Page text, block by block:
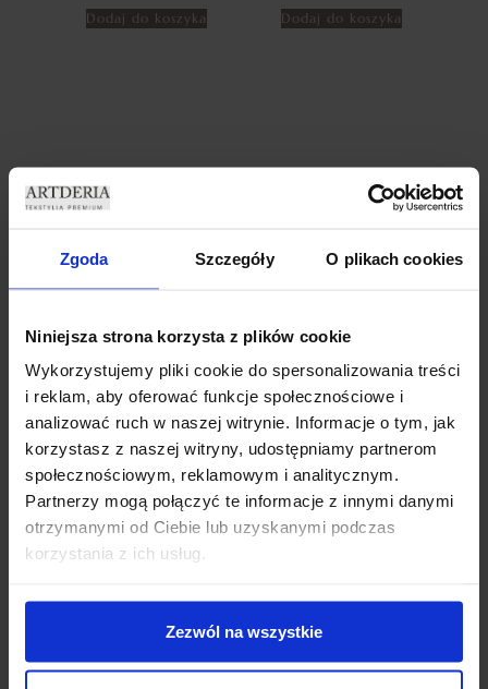
Zgoda Szczegóły O plikach cookies
Niniejsza strona korzysta z plików cookie
Wykorzystujemy pliki cookie do spersonalizowania treści
i reklam, aby oferować funkcje społecznościowe i
analizować ruch w naszej witrynie. Informacje o tym, jak
korzystasz z naszej witryny, udostępniamy partnerom
społecznościowym, reklamowym i analitycznym.
Partnerzy mogą połączyć te informacje z innymi danymi
otrzymanymi od Ciebie lub uzyskanymi podczas
korzystania z ich usług.
Zezwól na wszystkie
Dodaj do koszyka Dodaj do koszyka
FIRANA DEKORACYJNA Z
SZYFONU LUMIERE 3D
200×80 PRZELOTKA
Dodaj do koszyka
FIRANA DEKORACYJNA Z
SZYFONU LUMIERE 3D
SZYFONU LUMIERE 3D
SZYFONU LUMIERE 3D